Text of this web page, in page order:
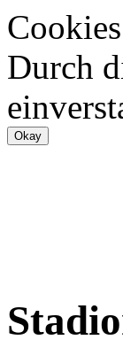
Durch